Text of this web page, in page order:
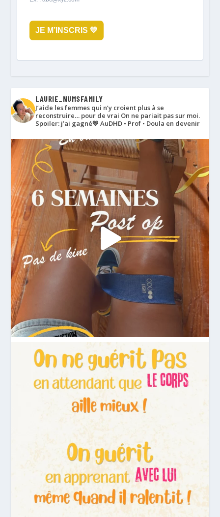
JE M’INSCRIS 💛
LAURIE_NUMSFAMILY
J’aide les femmes qui n’y croient plus à se
reconstruire… pour de vrai On ne pariait pas sur moi.
Spoiler: j’ai gagné💛 AuDHD • Prof • Doula en devenir